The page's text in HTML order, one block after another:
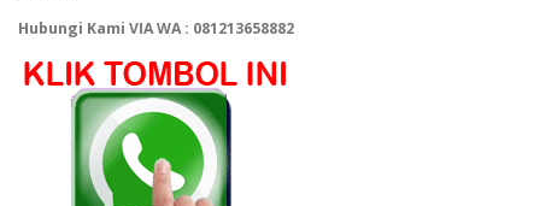
Hubungi Kami VIA WA : 081213658882